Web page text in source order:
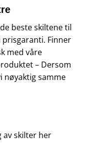
beste skiltene til
Finner
med våre
– Dersom
nøyaktig samme
av skilter her